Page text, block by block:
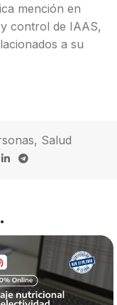
mención en
control de IAAS,
a su
, Salud